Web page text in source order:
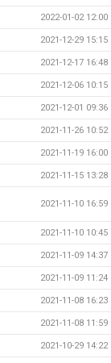
2022-01-02 12:00
2021-12-29 15:15
2021-12-17 16:48
2021-12-06 10:15
2021-12-01 09:36
2021-11-26 10:52
2021-11-19 16:00
2021-11-15 13:28
2021-11-10 16:59
2021-11-10 10:45
2021-11-09 14:37
2021-11-09 11:24
2021-11-08 16:23
2021-11-08 11:59
2021-10-29 14:22